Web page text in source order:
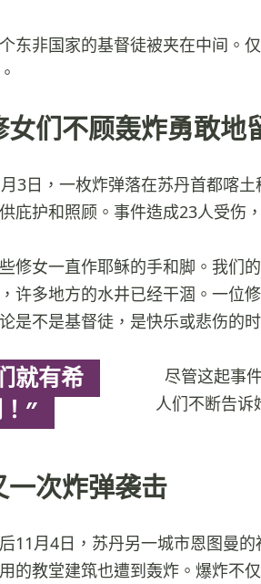
东非国家的基督徒被夹在中间。
女们不顾轰炸勇敢地
3日，一枚炸弹落在苏丹首都喀
庇护和照顾。事件造成23人受伤
修女一直作耶稣的手和脚。我们
许多地方的水井已经干涸。一位
是不是基督徒，是快乐或悲伤的
就有希
”
尽管这起事
人们不断告诉
一次炸弹袭击
11月4日，苏丹另一城市恩图曼
的教堂建筑也遭到轰炸。爆炸不